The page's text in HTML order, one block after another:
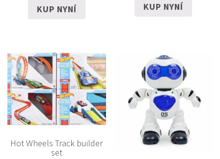
KUP NYNÍ KUP NYNÍ
Hot Wheels Track builder
set